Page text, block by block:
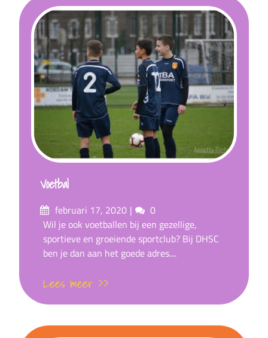
Voetbal
Posted
on
februari 17, 2020 Comments
0
Wil je ook voetballen bij een gezellige,
sportieve en groeiende sportclub? Bij DHSC
ben je dan aan het goede adres....
Lees meer >>